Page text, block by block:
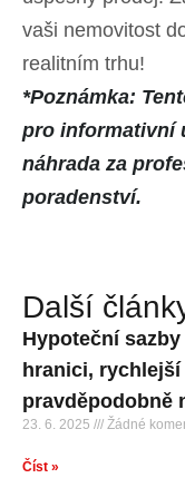
vaši nemovitost
realitním trhu!
*Poznámka:
pro informativní
náhrada za
poradenství.
Další
Hypoteční
hranici,
pravděpodobně
23. 6. 2025 Žádné
Číst »